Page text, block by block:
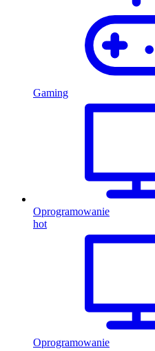
Gaming
Oprogramowanie
hot
Oprogramowanie